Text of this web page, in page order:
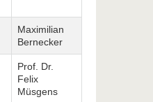
Maximilian
Bernecker
Prof. Dr.
Felix
Müsgens